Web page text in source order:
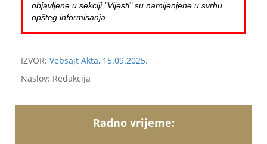
objavljene u sekciji "Vijesti" su namijenjene u svrhu
opšteg informisanja.
IZVOR: Vebsajt Akta, 15.09.2025.
Naslov: Redakcija
Radno vrijeme: